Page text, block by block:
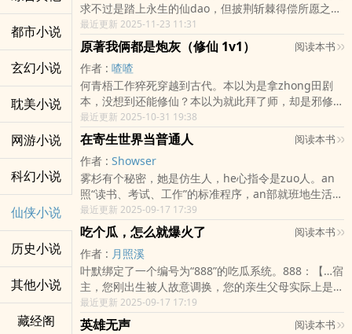
都市小说
玄幻小说
耽美小说
网游小说
科幻小说
仙侠小说
历史小说
其他小说
藏经阁
求不过是踏上永生的仙dao，但披荆斩棘得偿所愿之
后，却发现仙远远不是尽tou...................陆小天群：
1**1**5**2**4**2**0**9**3..................推荐锤子
另外一个ma甲号的新书《天师寻dao》，求支持!
最近更新 2025-11-23 11:31
原著我俩都是炮灰（修仙 1v1） 阅读本书
作者 : 喳喳
何青梧工作猝死穿越到古代。本以为是拿zhong田剧
本，没想到还能修仙？本以为就此拜了师，却是邪修的
yin谋诡计。幸得一群修士解救，不然小命不保。等
等？？……他好像是生前看的那本小说里那个陨落的天
才炮灰？？！
最近更新 2025-10-31 19:38
在寄生世界当普通人 阅读本书
作者 : Showser
雾杉有个秘密，她是仿生人，he心指令是zuo人。an
照“读书、考试、工作”的标准程序，an部就班地生活。
雾杉还有个秘密，她发现有些人类被一zhong叫“异虫”
的怪物寄生了。它们经常出现在她shen边，无恶不..
最近更新 2025-09-17 17:39
吃个瓜，怎么就爆火了 阅读本书
作者 : 月照溪
叶默绑定了一个编号为“888”的吃瓜系统。888：【…宿
主，您刚出生被人故意调换，您的亲生父母实际上是叶
氏老板？】叶默：？？豪门真千金竟是我？很好，背靠
大树好乘凉，有这家ting背景，我就是娱乐圈下..
最近更新 2025-09-17 17:19
英雄无声 阅读本书